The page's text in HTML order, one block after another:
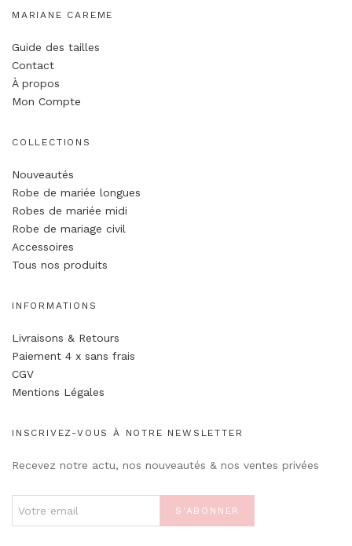
MARIANE CAREME
Guide des tailles
Contact
À propos
Mon Compte
COLLECTIONS
Nouveautés
Robe de mariée longues
Robes de mariée midi
Robe de mariage civil
Accessoires
Tous nos produits
INFORMATIONS
Livraisons & Retours
Paiement 4 x sans frais
CGV
Mentions Légales
INSCRIVEZ-VOUS À NOTRE NEWSLETTER
Recevez notre actu, nos nouveautés & nos ventes privées